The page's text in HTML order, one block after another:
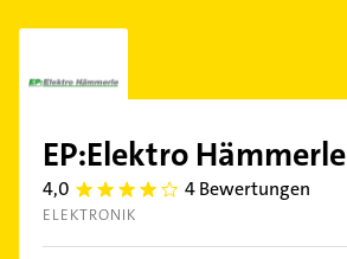
EP:Elektro Hämmerle
4,0 4.0 4 Bewertungen
ELEKTRONIK